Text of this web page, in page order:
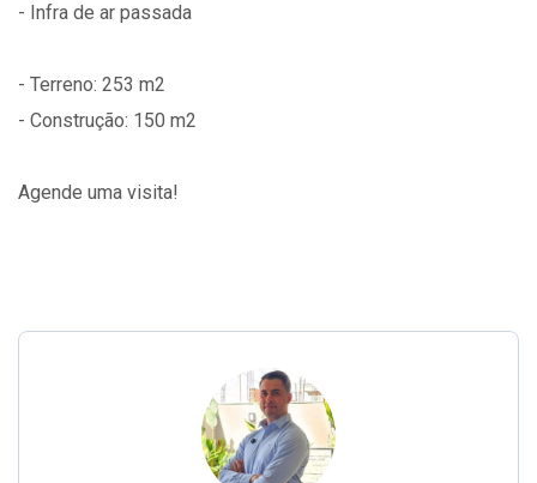
- Infra de ar passada
- Terreno: 253 m2
- Construção: 150 m2
Agende uma visita!